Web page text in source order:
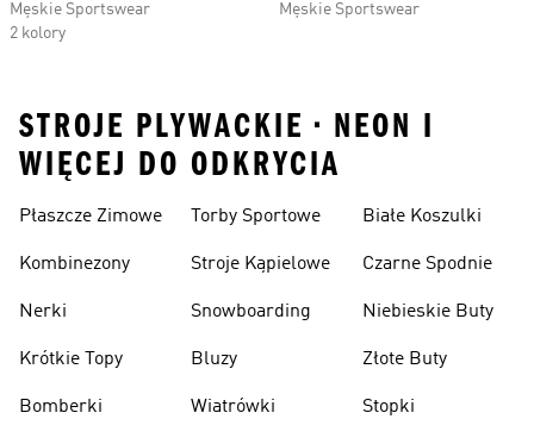
Męskie Sportswear
2 kolory
Męskie Sportswear
STROJE PLYWACKIE • NEON I
WIĘCEJ DO ODKRYCIA
Płaszcze Zimowe
Kombinezony
Nerki
Krótkie Topy
Bomberki
Torby Sportowe
Stroje Kąpielowe
Snowboarding
Bluzy
Wiatrówki
Białe Koszulki
Czarne Spodnie
Niebieskie Buty
Złote Buty
Stopki